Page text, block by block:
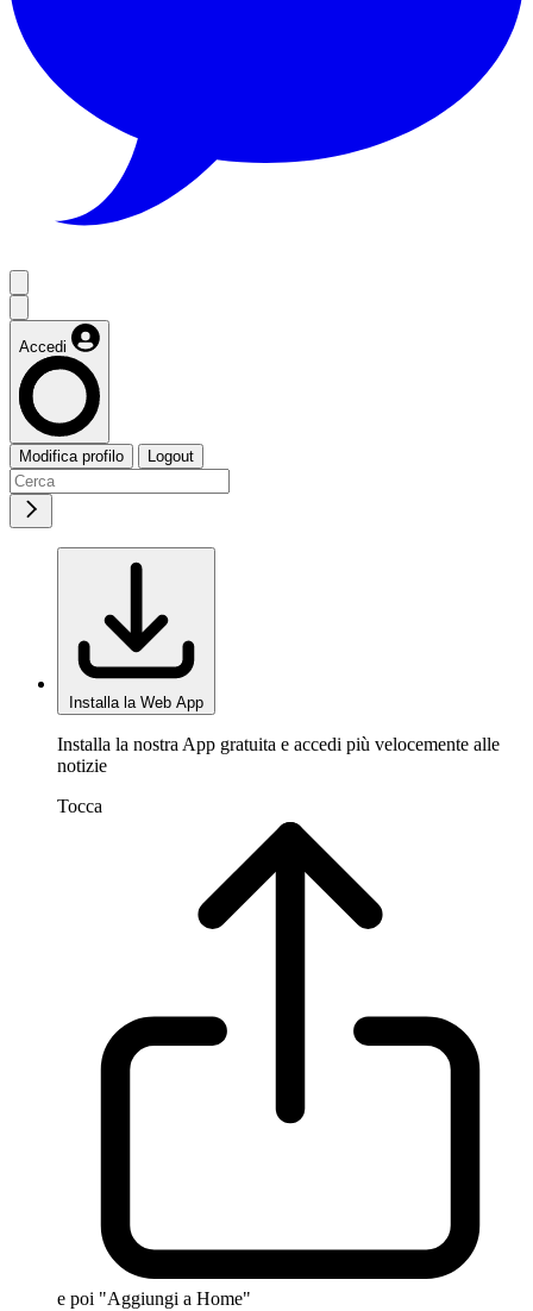
Accedi
Modifica profilo Logout
Installa la Web App
Installa la nostra App gratuita e accedi più velocemente alle
notizie
Tocca
e poi "Aggiungi a Home"